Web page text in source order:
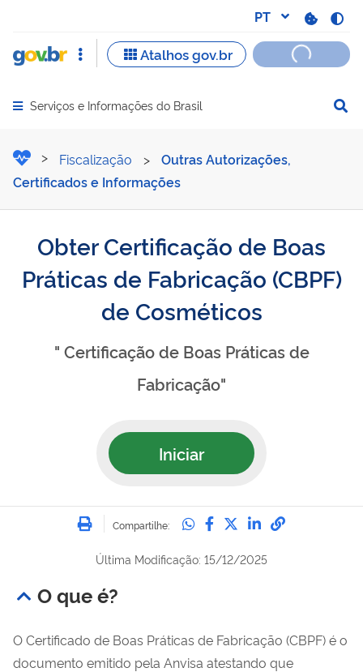
Abrir menu principal de navegação
Serviços e Informações do Brasil
Obter Certificação de
Fiscalização >
Outras Autorizações,
Certificados e Informações
Obter Certificação de Boas
Práticas de Fabricação (CBPF)
de Cosméticos
" Certificação de Boas Práticas de
Fabricação"
Iniciar
Imprimir
Compartilhe: Compartilhe no
Compartilhe no
Compartilhe no
Compartilhe
Última Modificação: 15/12/2025
O que é?
O Certificado de Boas Práticas de Fabricação (CBPF) é o
documento emitido pela Anvisa atestando que